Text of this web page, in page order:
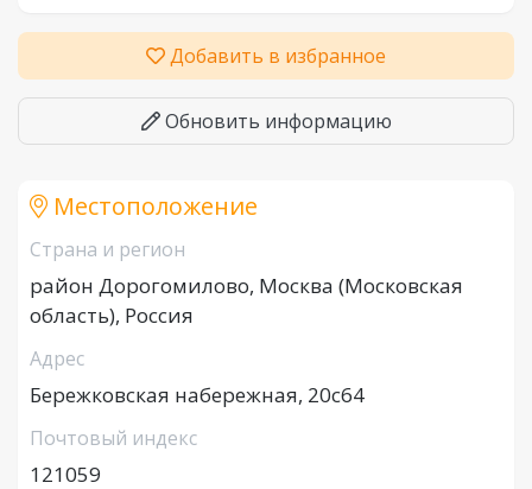
Добавить в избранное
Обновить информацию
Местоположение
Страна и регион
район Дорогомилово, Москва (Московская
область), Россия
Адрес
Бережковская набережная, 20с64
Почтовый индекс
121059